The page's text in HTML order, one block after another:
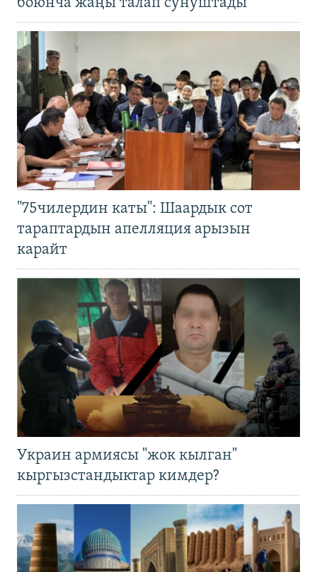
боюнча жаңы талап сунуштады
"75чилердин каты": Шаардык сот
тараптардын апелляция арызын
карайт
Украин армиясы "жок кылган"
кыргызстандыктар кимдер?